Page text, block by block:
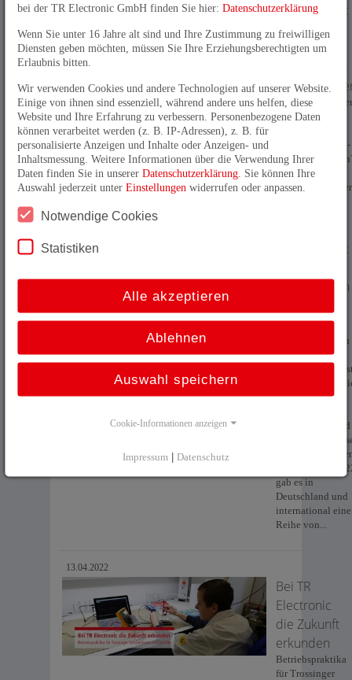
TR Electronic
bietet Blick
hinter die
Sie wollten immer
schon mal einen
Kulissen von TR-
Electronic
Das ist jetzt nur
einen Klick
TR Electronic
erfolgreich in
Saison
Zwei Jahre haben
die
von TR-
auf den direkten
Interessenten und
Kunden auf
verzichten
Doch im Mai
gab es in
Deutschland und
international eine
Reihe von...
13.04.2022
Bei TR
Electronic
die Zukunft
erkunden
Betriebspraktika
für Trossinger
bei der TR Electronic GmbH finden Sie hier:Datenschutzerklärung
Wenn Sie unter 16 Jahre alt sind und Ihre Zustimmung zu freiwilligen
Diensten geben möchten, müssen Sie Ihre Erziehungsberechtigten um
Erlaubnis bitten.
Wir verwenden Cookies und andere Technologien auf unserer Website.
Einige von ihnen sind essenziell, während andere uns helfen, diese
Website und Ihre Erfahrung zu verbessern. Personenbezogene Daten
können verarbeitet werden (z. B. IP-Adressen), z. B. für
personalisierte Anzeigen und Inhalte oder Anzeigen- und
Inhaltsmessung. Weitere Informationen über die Verwendung Ihrer
Daten finden Sie in unsererDatenschutzerklärung . Sie können Ihre
Auswahl jederzeit unterEinstellungen widerrufen oder anpassen.
Notwendige Cookies
Statistiken
Alle akzeptieren
Ablehnen
Auswahl speichern
Cookie-Informationen anzeigen
Impressum | Datenschutz